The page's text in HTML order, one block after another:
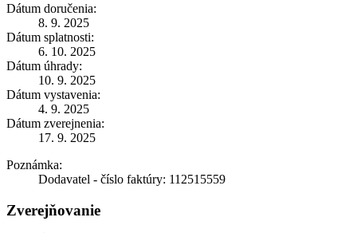
Dátum doručenia:
8. 9. 2025
Dátum splatnosti:
6. 10. 2025
Dátum úhrady:
10. 9. 2025
Dátum vystavenia:
4. 9. 2025
Dátum zverejnenia:
17. 9. 2025
Poznámka:
Dodavatel - číslo faktúry: 112515559
Zverejňovanie